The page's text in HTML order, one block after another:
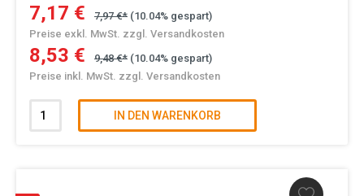
7,17 € 7,97 €* (10.04% gespart)
Preise exkl. MwSt. zzgl. Versandkosten
8,53 € 9,48 €* (10.04% gespart)
Preise inkl. MwSt. zzgl. Versandkosten
IN DEN WARENKORB